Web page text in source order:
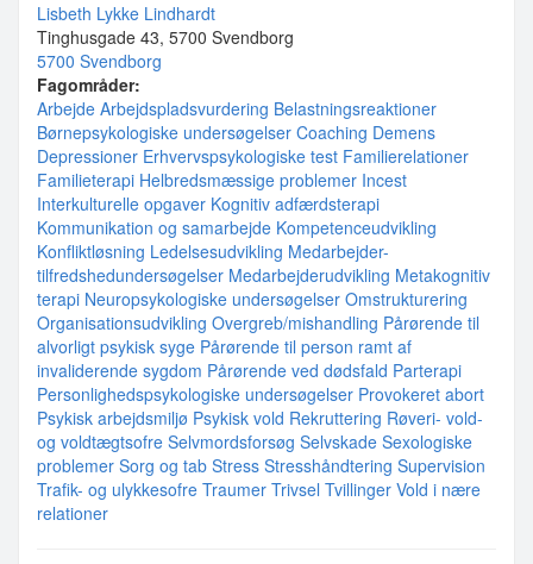
Lisbeth Lykke Lindhardt
Tinghusgade 43, 5700 Svendborg
5700 Svendborg
Fagområder:
Arbejde Arbejdspladsvurdering Belastningsreaktioner
Børnepsykologiske undersøgelser Coaching Demens
Depressioner Erhvervspsykologiske test Familierelationer
Familieterapi Helbredsmæssige problemer Incest
Interkulturelle opgaver Kognitiv adfærdsterapi
Kommunikation og samarbejde Kompetenceudvikling
Konfliktløsning Ledelsesudvikling Medarbejder-
tilfredshedundersøgelser Medarbejderudvikling Metakognitiv
terapi Neuropsykologiske undersøgelser Omstrukturering
Organisationsudvikling Overgreb/mishandling Pårørende til
alvorligt psykisk syge Pårørende til person ramt af
invaliderende sygdom Pårørende ved dødsfald Parterapi
Personlighedspsykologiske undersøgelser Provokeret abort
Psykisk arbejdsmiljø Psykisk vold Rekruttering Røveri- vold-
og voldtægtsofre Selvmordsforsøg Selvskade Sexologiske
problemer Sorg og tab Stress Stresshåndtering Supervision
Trafik- og ulykkesofre Traumer Trivsel Tvillinger Vold i nære
relationer